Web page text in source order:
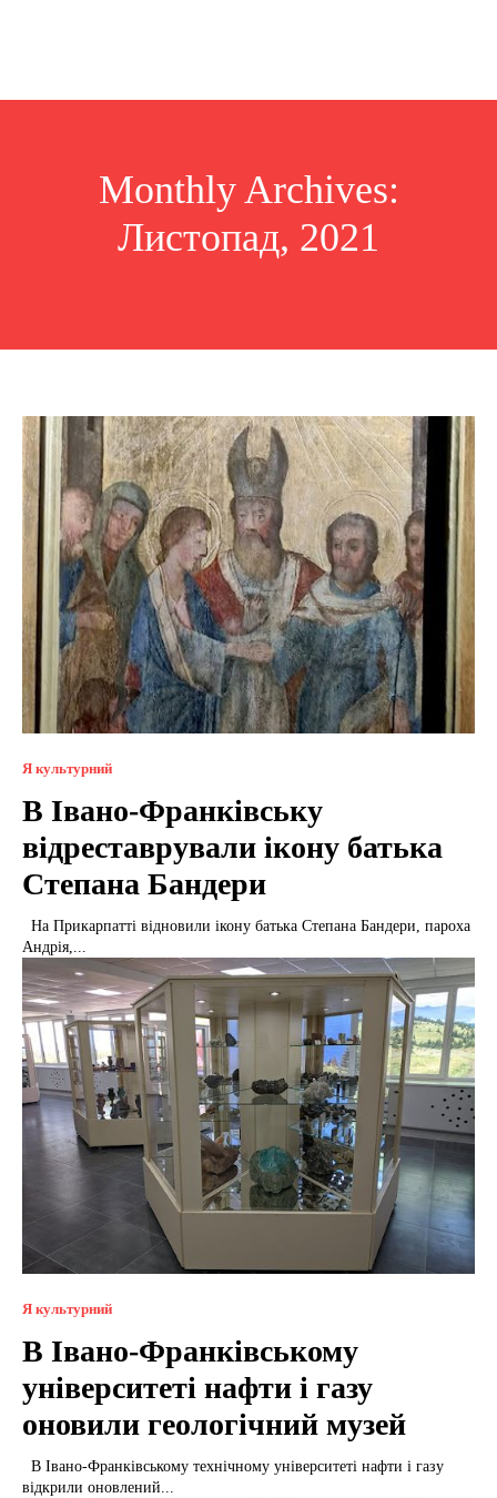
Monthly Archives:
Листопад, 2021
Я культурний
В Івано-Франківську
відреставрували ікону батька
Степана Бандери
Андрія,...
Я культурний
В Івано-Франківському
університеті нафти і газу
оновили геологічний музей
відкрили оновлений...